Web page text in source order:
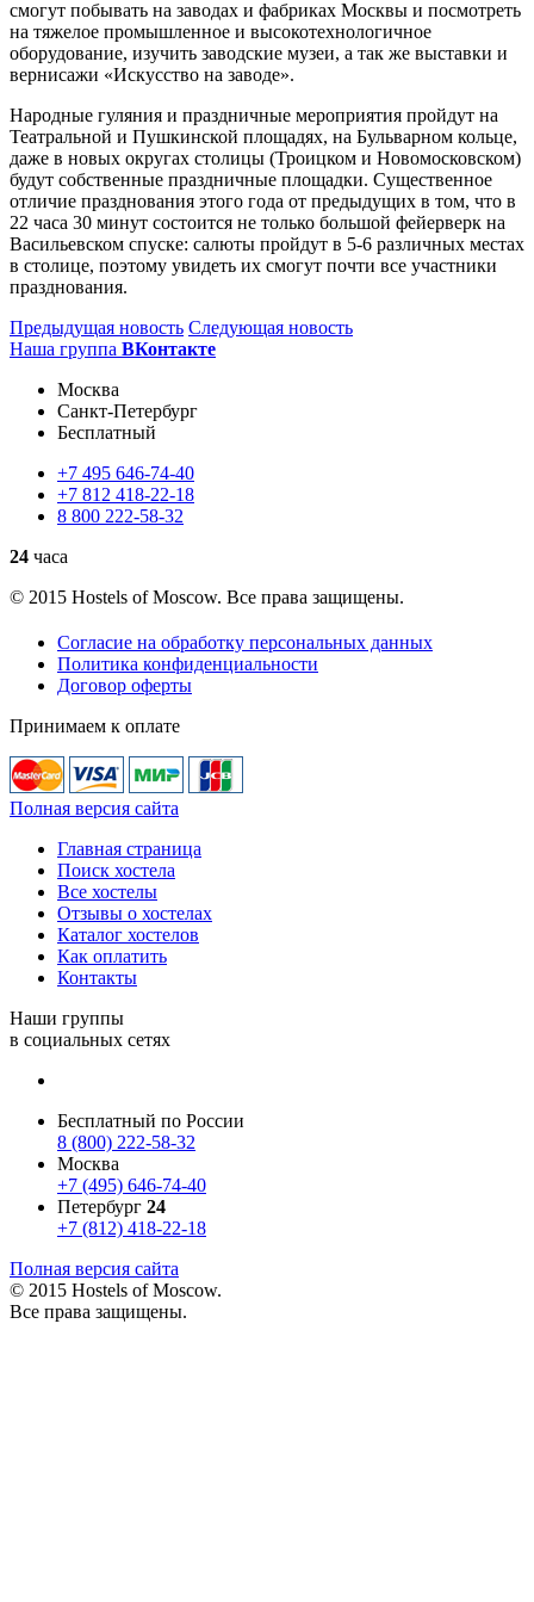
смогут побывать на заводах и фабриках Москвы и посмотреть
на тяжелое промышленное и высокотехнологичное
оборудование, изучить заводские музеи, а так же выставки и
вернисажи «Искусство на заводе».
Народные гуляния и праздничные мероприятия пройдут на
Театральной и Пушкинской площадях, на Бульварном кольце,
даже в новых округах столицы (Троицком и Новомосковском)
будут собственные праздничные площадки. Существенное
отличие празднования этого года от предыдущих в том, что в
22 часа 30 минут состоится не только большой фейерверк на
Васильевском спуске: салюты пройдут в 5-6 различных местах
в столице, поэтому увидеть их смогут почти все участники
празднования.
Предыдущая новость Следующая новость
Наша группа ВКонтакте
Москва
Санкт-Петербург
Бесплатный
+7 495 646-74-40
+7 812 418-22-18
8 800 222-58-32
24 часа
© 2015 Hostels of Moscow. Все права защищены.
Согласие на обработку персональных данных
Политика конфиденциальности
Договор оферты
Принимаем к оплате
Полная версия сайта
Главная страница
Поиск хостела
Все хостелы
Отзывы о хостелах
Каталог хостелов
Как оплатить
Контакты
Наши группы
в социальных сетях
Бесплатный по России
8 (800) 222-58-32
Москва
+7 (495) 646-74-40
Петербург 24
+7 (812) 418-22-18
Полная версия сайта
© 2015 Hostels of Moscow.
Все права защищены.